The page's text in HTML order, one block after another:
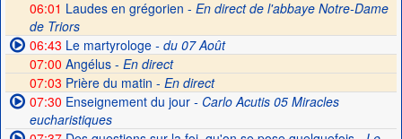
06:01 Laudes en grégorien - En direct de l'abbaye Notre-Dame
de Triors
06:43 Le martyrologe- du 07 Août
07:00 Angélus - En direct
07:03 Prière du matin - En direct
07:30 Enseignement du jour- Carlo Acutis 05 Miracles
eucharistiques